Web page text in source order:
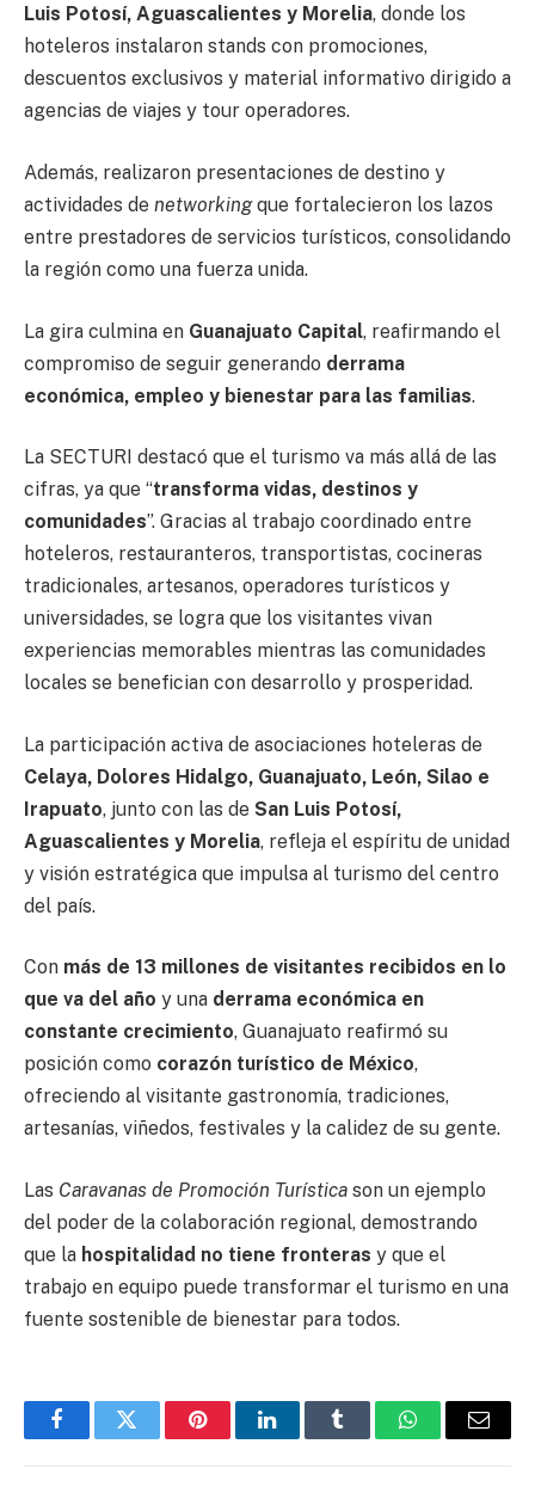
Luis Potosí, Aguascalientes y Morelia, donde los
hoteleros instalaron stands con promociones,
descuentos exclusivos y material informativo dirigido a
agencias de viajes y tour operadores.
Además, realizaron presentaciones de destino y
actividades de networkingque fortalecieron los lazos
entre prestadores de servicios turísticos, consolidando
la región como una fuerza unida.
La gira culmina en Guanajuato Capital, reafirmando el
compromiso de seguir generando derrama
económica, empleo y bienestar para las familias.
La SECTURI destacó que el turismo va más allá de las
cifras, ya que “transforma vidas, destinos y
comunidades”. Gracias al trabajo coordinado entre
hoteleros, restauranteros, transportistas, cocineras
tradicionales, artesanos, operadores turísticos y
universidades, se logra que los visitantes vivan
experiencias memorables mientras las comunidades
locales se benefician con desarrollo y prosperidad.
La participación activa de asociaciones hoteleras de
Celaya, Dolores Hidalgo, Guanajuato, León, Silao e
Irapuato, junto con las de San Luis Potosí,
Aguascalientes y Morelia, refleja el espíritu de unidad
y visión estratégica que impulsa al turismo del centro
del país.
Con más de 13 millones de visitantes recibidos en lo
que va del año y una derrama económica en
constante crecimiento, Guanajuato reafirmó su
posición como corazón turístico de México,
ofreciendo al visitante gastronomía, tradiciones,
artesanías, viñedos, festivales y la calidez de su gente.
Las Caravanas de Promoción Turística son un ejemplo
del poder de la colaboración regional, demostrando
que la hospitalidad no tiene fronteras y que el
trabajo en equipo puede transformar el turismo en una
fuente sostenible de bienestar para todos.
FacebookTwitter PinterestLinkedInTumblr WhatsAppEmail